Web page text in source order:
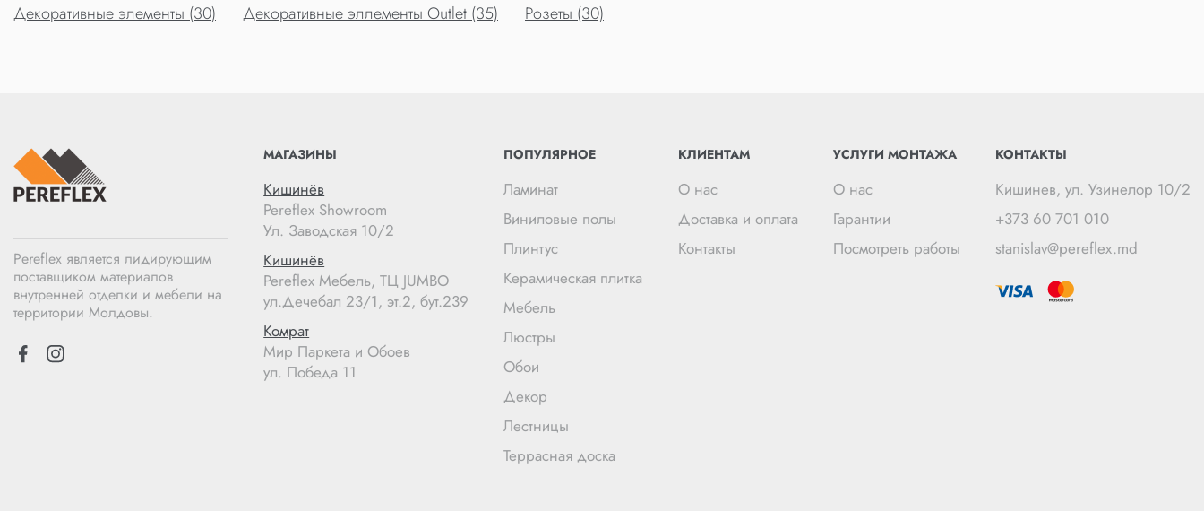
Декоративные элементы (30)
Декоративные эллементы Outlet (35) Розеты (30)
Pereflex является лидирующим
поставщиком материалов
внутренней отделки и мебели на
территории Молдовы.
МАГАЗИНЫ
Кишинёв
Pereflex Showroom
Ул. Заводская 10/2
Кишинёв
Pereflex Мебель, ТЦ JUMBO
ул.Дечебал 23/1, эт.2, бут.239
Комрат
Мир Паркета и Обоев
ул. Победа 11
ПОПУЛЯРНОЕ
Ламинат
Виниловые полы
Плинтус
Керамическая плитка
Мебель
Люстры
Обои
Декор
Лестницы
Террасная доска
КЛИЕНТАМ
О нас
Доставка и оплата
Контакты
УСЛУГИ МОНТАЖА
О нас
Гарантии
Посмотреть работы
КОНТАКТЫ
Кишинев, ул. Узинелор 10/2
+373 60 701 010
stanislav@pereflex.md